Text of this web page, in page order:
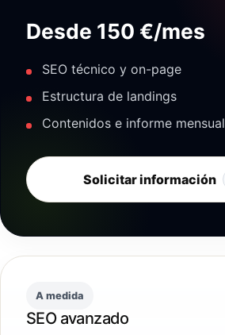
Desde 150 €/mes
SEO técnico y on-page
Estructura de landings
Contenidos e informe mensual
Solicitar información
A medida
SEO avanzado